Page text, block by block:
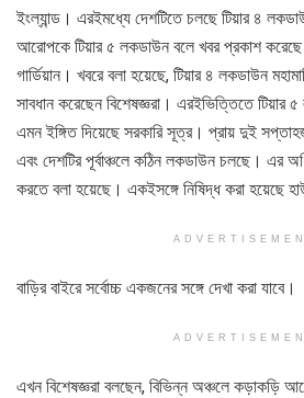
ইংল্যান্ড। এরইমধ্যে দেশটিতে চলছে টিয়ার ৪
আরোপকে টিয়ার ৫ লকডাউন বলে খবর প্রকাশ করেছে
গার্ডিয়ান। খবরে বলা হয়েছে, টিয়ার ৪ লকডাউন
সাবধান করেছেন বিশেষজ্ঞরা। এরইভিত্তিতে টিয়ার
এমন ইঙ্গিত দিয়েছে সরকারি সূত্র। প্রায় দুই
এবং দেশটির পূর্বাঞ্চলে কঠিন লকডাউন চলছে। এর
করতে বলা হয়েছে। একইসঙ্গে নিষিদ্ধ করা হয়েছে
বাড়ির বাইরে সর্বোচ্চ একজনের সঙ্গে দেখা করা যাবে।
এখন বিশেষজ্ঞরা বলছেন, বিভিন্ন অঞ্চলে কড়াকড়ি